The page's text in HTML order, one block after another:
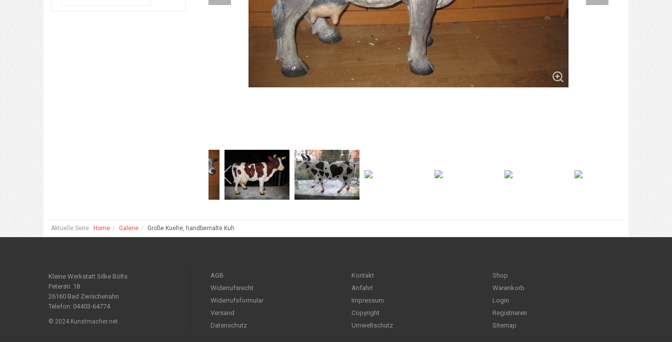
Aktuelle Seite: Home Galerie Große Kuehe, handbemalte Kuh
Kleine Werkstatt Silke Bölts
Peterstr. 18
26160 Bad Zwischenahn
Telefon: 04403-64774
© 2024 Kunstmacher.net
AGB
Widerrufsrecht
Widerrufsformular
Versand
Datenschutz
Kontakt
Anfahrt
Impressum
Copyright
Umweltschutz
Shop
Warenkorb
Login
Registrieren
Sitemap